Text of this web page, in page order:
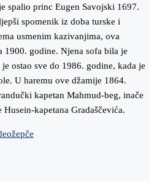
spalio princ Eugen Savojski 1697.
spomenik iz doba turske i
usmenim kazivanjima, ova
1900. godine. Njena sofa bila je
ostao sve do 1986. godine, kada je
U haremu ove džamije 1864.
kapetan Mahmud-beg, inače
kapetana Gradaščevića.
žepče